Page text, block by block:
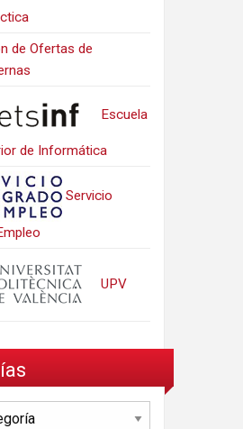
de Ofertas de
Escuela
de Informática
Servicio
UPV